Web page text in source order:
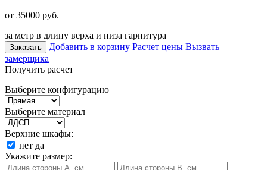
от 35000 руб.
за метр в длину верха и низа гарнитура
Заказать Добавить в корзину Расчет цены Вызвать
замерщика
Получить расчет
Выберите конфигурацию
Выберите материал
Верхние шкафы:
нет да
Укажите размер: